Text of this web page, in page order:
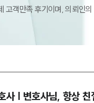
고객만족 후기이며, 의뢰인의
사 | 변호사님, 항상 친